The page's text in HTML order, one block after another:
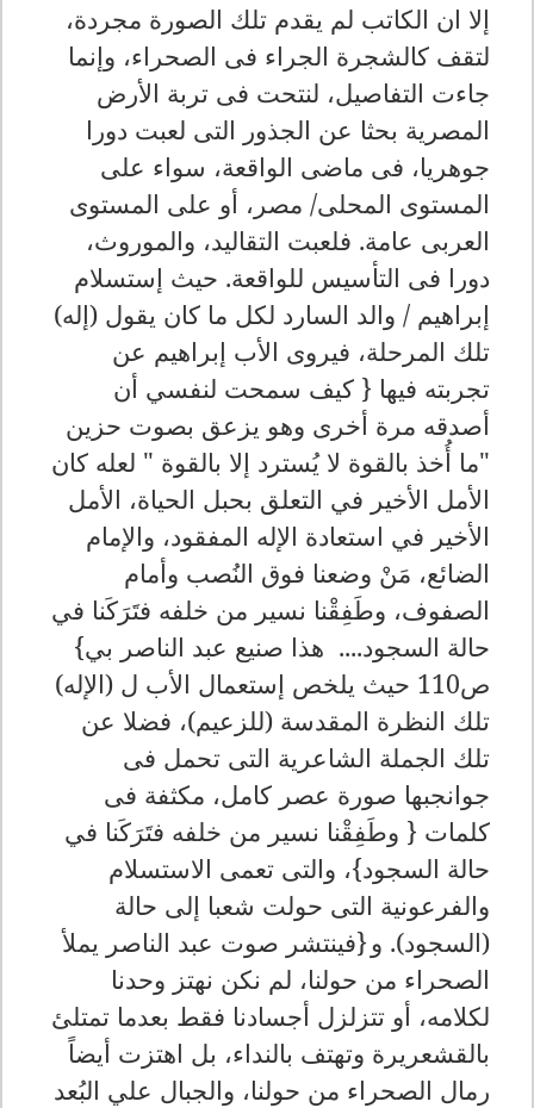
إلا ان الكاتب لم يقدم تلك الصورة مجردة،
لتقف كالشجرة الجراء فى الصحراء، وإنما
جاءت التفاصيل، لنتحت فى تربة الأرض
المصرية بحثا عن الجذور التى لعبت دورا
جوهريا، فى ماضى الواقعة، سواء على
المستوى المحلى/ مصر، أو على المستوى
العربى عامة. فلعبت التقاليد، والموروث،
دورا فى التأسيس للواقعة. حيث إستسلام
إبراهيم / والد السارد لكل ما كان يقول (إله)
تلك المرحلة، فيروى الأب إبراهيم عن
تجربته فيها { كيف سمحت لنفسي أن
أصدقه مرة أخرى وهو يزعق بصوت حزين
"ما أُخذ بالقوة لا يُسترد إلا بالقوة " لعله كان
الأمل الأخير في التعلق بحبل الحياة، الأمل
الأخير في استعادة الإله المفقود، والإمام
الضائع، مَنْ وضعنا فوق النُصب وأمام
الصفوف، وطَفِقْنا نسير من خلفه فتَرَكَنا في
حالة السجود.... هذا صنيع عبد الناصر بي}
ص110 حيث يلخص إستعمال الأب ل (الإله)
تلك النظرة المقدسة (للزعيم)، فضلا عن
تلك الجملة الشاعرية التى تحمل فى
جوانجبها صورة عصر كامل، مكثفة فى
كلمات { وطَفِقْنا نسير من خلفه فتَرَكَنا في
حالة السجود}، والتى تعمى الاستسلام
والفرعونية التى حولت شعبا إلى حالة
(السجود). و{فينتشر صوت عبد الناصر يملأ
الصحراء من حولنا، لم نكن نهتز وحدنا
لكلامه، أو تتزلزل أجسادنا فقط بعدما تمتلئ
بالقشعريرة وتهتف بالنداء، بل اهتزت أيضاً
رمال الصحراء من حولنا، والجبال علي البُعد